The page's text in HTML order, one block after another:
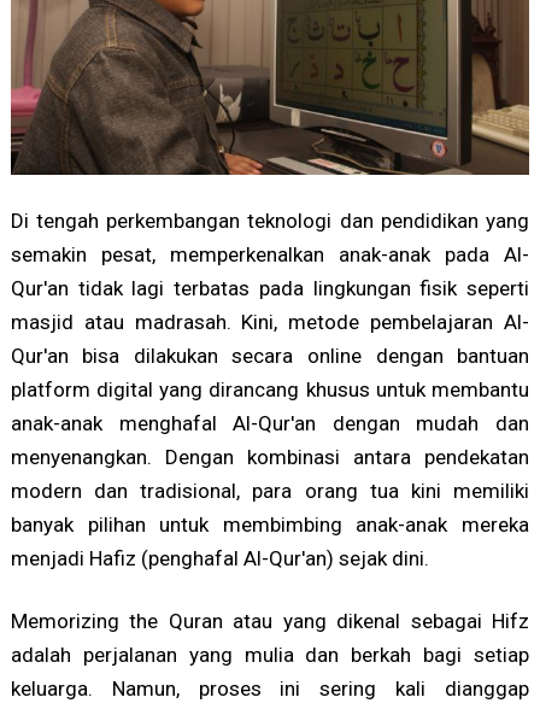
Di tengah perkembangan teknologi dan pendidikan yang
semakin pesat, memperkenalkan anak-anak pada Al-
Qur'an tidak lagi terbatas pada lingkungan fisik seperti
masjid atau madrasah. Kini, metode pembelajaran Al-
Qur'an bisa dilakukan secara online dengan bantuan
platform digital yang dirancang khusus untuk membantu
anak-anak menghafal Al-Qur'an dengan mudah dan
menyenangkan. Dengan kombinasi antara pendekatan
modern dan tradisional, para orang tua kini memiliki
banyak pilihan untuk membimbing anak-anak mereka
menjadi Hafiz (penghafal Al-Qur'an) sejak dini.
Memorizing the Quran atau yang dikenal sebagai Hifz
adalah perjalanan yang mulia dan berkah bagi setiap
keluarga. Namun, proses ini sering kali dianggap